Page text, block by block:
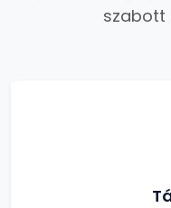
szabott